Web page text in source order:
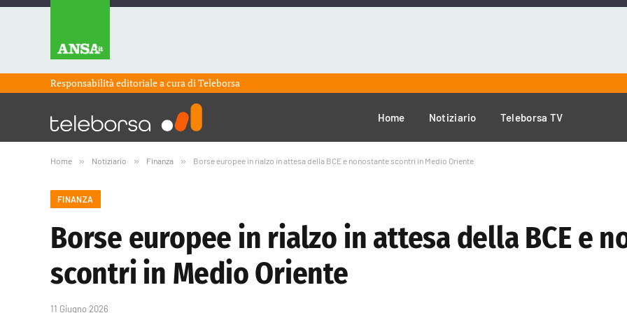
Responsabilità editoriale a cura diTeleborsa
Home Notiziario Teleborsa TV
Home » Notiziario » Finanza » Borse europee in rialzo in attesa della BCE e nonostante scontri in Medio Oriente
FINANZA
Borse europee in rialzo in attesa della BCE e
scontri in Medio Oriente
11 Giugno 2026